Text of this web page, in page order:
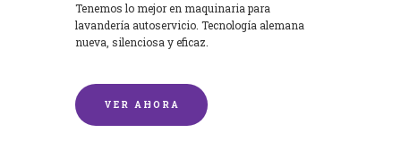
Tenemos lo mejor en maquinaria para
lavandería autoservicio. Tecnología alemana
nueva, silenciosa y eficaz.
VER AHORA